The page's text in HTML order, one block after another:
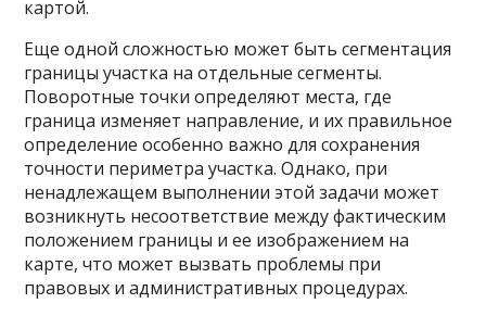
картой.
Еще одной сложностью может быть сегментация
границы участка на отдельные сегменты.
Поворотные точки определяют места, где
граница изменяет направление, и их правильное
определение особенно важно для сохранения
точности периметра участка. Однако, при
ненадлежащем выполнении этой задачи может
возникнуть несоответствие между фактическим
положением границы и ее изображением на
карте, что может вызвать проблемы при
правовых и административных процедурах.